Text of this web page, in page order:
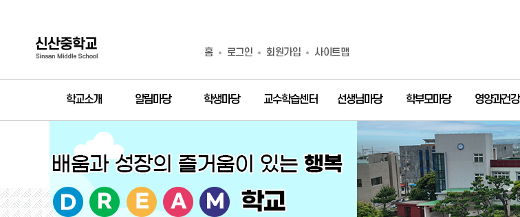
홈 로그인 회원가입 사이트맵
학교소개 알림마당 학생마당 교수학습센터 선생님마당 학부모마당 영양과건강